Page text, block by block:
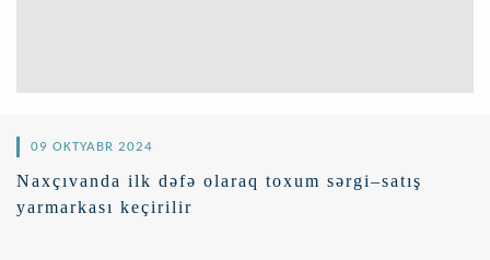
09 OKTYABR 2024
Naxçıvanda ilk dəfə olaraq toxum sərgi–satış
yarmarkası keçirilir